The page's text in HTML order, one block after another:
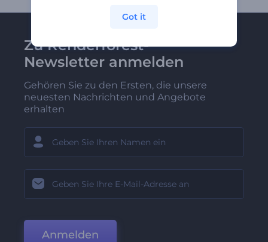
Zu Renderforest-
Newsletter anmelden
Gehören Sie zu den Ersten, die unsere
neuesten Nachrichten und Angebote
erhalten
Anmelden
Got it